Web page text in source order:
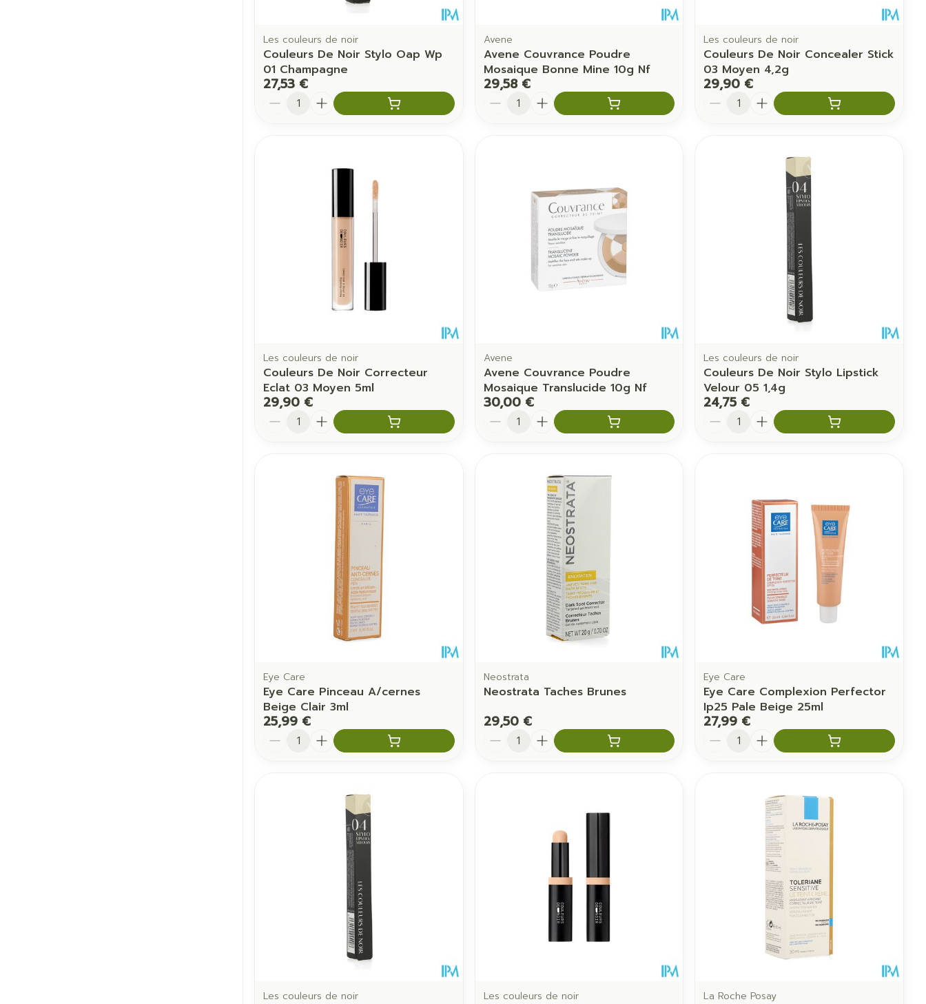
Les couleurs de noir
Couleurs De Noir Stylo Oap Wp
01 Champagne
27,53 €
Quantité
Avene
Avene Couvrance Poudre
Mosaique Bonne Mine 10g Nf
29,58 €
Quantité
Les couleurs de noir
Couleurs De Noir Concealer Stick
03 Moyen 4,2g
29,90 €
Quantité
Les couleurs de noir
Couleurs De Noir Correcteur
Eclat 03 Moyen 5ml
29,90 €
Quantité
Avene
Avene Couvrance Poudre
Mosaique Translucide 10g Nf
30,00 €
Quantité
Les couleurs de noir
Couleurs De Noir Stylo Lipstick
Velour 05 1,4g
24,75 €
Quantité
Eye Care
Eye Care Pinceau A/cernes
Beige Clair 3ml
25,99 €
Quantité
Neostrata
Neostrata Taches Brunes
29,50 €
Quantité
Eye Care
Eye Care Complexion Perfector
Ip25 Pale Beige 25ml
27,99 €
Quantité
Les couleurs de noir Les couleurs de noir La Roche Posay